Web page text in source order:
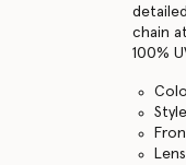
chain
100%